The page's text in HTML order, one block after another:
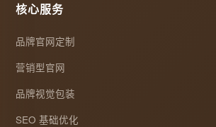
核心服务
品牌官网定制
营销型官网
品牌视觉包装
SEO 基础优化